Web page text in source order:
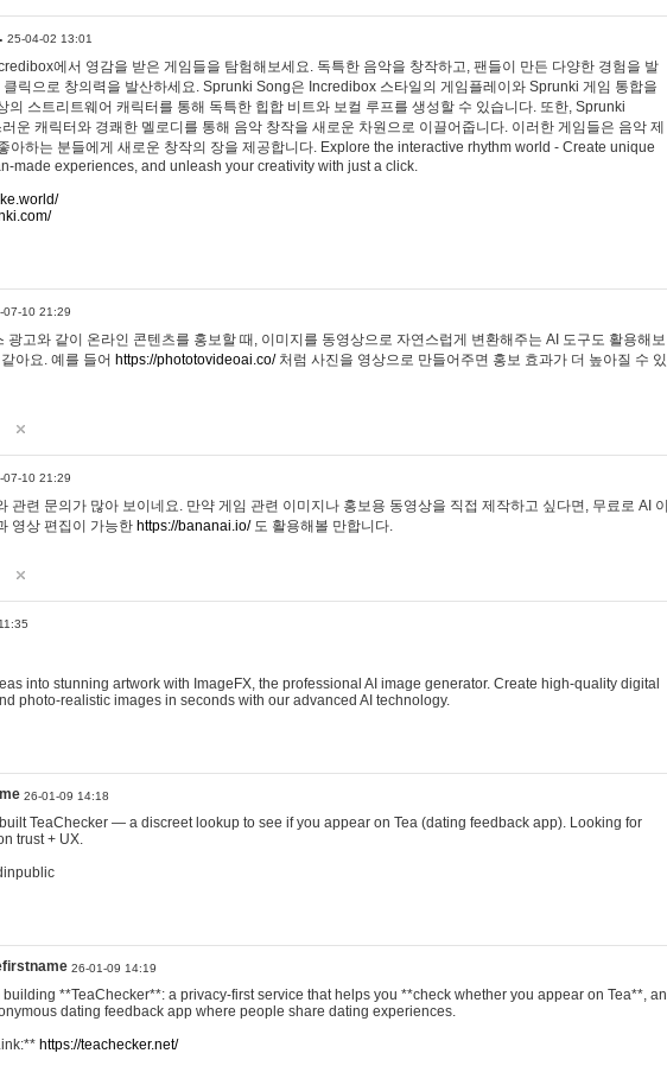
25-04-02 13:01
에서 영감을 받은 게임들을 탐험해보세요. 독특한 음악을 창작하고, 팬들이 만든 다양한 경험을 발
클릭으로 창의력을 발산하세요. Sprunki Song은 Incredibox 스타일의 게임플레이와 Sprunki 게임 통합을
의 스트리트웨어 캐릭터를 통해 독특한 힙합 비트와 보컬 루프를 생성할 수 있습니다. 또한, Sprunki
운 캐릭터와 경쾌한 멜로디를 통해 음악 창작을 새로운 차원으로 이끌어줍니다. 이러한 게임들은 음악 제
아하는 분들에게 새로운 창작의 장을 제공합니다. Explore the interactive rhythm world - Create unique
made experiences, and unleash your creativity with just a click.
07-10 21:29
광고와 같이 온라인 콘텐츠를 홍보할 때, 이미지를 동영상으로 자연스럽게 변환해주는 AI 도구도 활용해보
아요. 예를 들어 https://phototovideoai.co/처럼 사진을 영상으로 만들어주면 홍보 효과가 더 높아질 수 있
07-10 21:29
관련 문의가 많아 보이네요. 만약 게임 관련 이미지나 홍보용 동영상을 직접 제작하고 싶다면, 무료로 AI 이
영상 편집이 가능한 https://bananai.io/도 활용해볼 만합니다.
into stunning artwork with ImageFX, the professional AI image generator. Create high-quality digital
photo-realistic images in seconds with our advanced AI technology.
26-01-09 14:18
TeaChecker — a discreet lookup to see if you appear on Tea (dating feedback app). Looking for
trust + UX.
26-01-09 14:19
building **TeaChecker**: a privacy-first service that helps you **check whether you appear on Tea**, an
dating feedback app where people share dating experiences.
https://teachecker.net/